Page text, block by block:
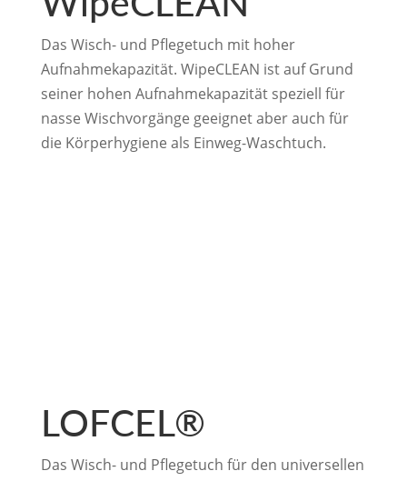
Das Wisch- und Pflegetuch mit hoher
Aufnahmekapazität. WipeCLEAN ist auf Grund
seiner hohen Aufnahmekapazität speziell für
nasse Wischvorgänge geeignet aber auch für
die Körperhygiene als Einweg-Waschtuch.
LOFCEL®
Das Wisch- und Pflegetuch für den universellen